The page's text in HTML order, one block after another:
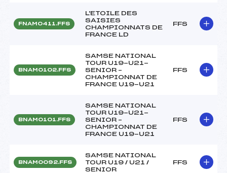
FNAM0411.FFS
L'ETOILE DES
SAISIES
CHAMPIONNATS DE
FRANCE LD
FFS
BNAM0102.FFS
SAMSE NATIONAL
TOUR U19-U21-
SENIOR –
CHAMPIONNAT DE
FRANCE U19-U21
FFS
BNAM0101.FFS
SAMSE NATIONAL
TOUR U19-U21-
SENIOR –
CHAMPIONNAT DE
FRANCE U19-U21
FFS
BNAM0092.FFS
SAMSE NATIONAL
TOUR U19 / U21 /
SENIOR
FFS